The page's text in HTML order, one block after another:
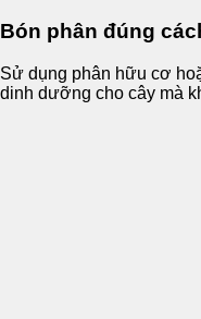
Bón phân đúng
Sử dụng phân hữu cơ
dinh dưỡng cho cây mà